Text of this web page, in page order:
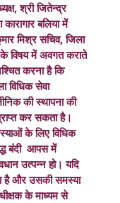
श्री जितेन्द्र
बलिया में
मिश्र सचिव, जिला
के विषय में अवगत कराते
करना है कि
विधिक सेवा
की स्थापना की
कर सकता है।
के लिए विधिक
बंदी आपस में
उत्पन्न हो। यदि
है और उसकी समस्या
के माध्यम से